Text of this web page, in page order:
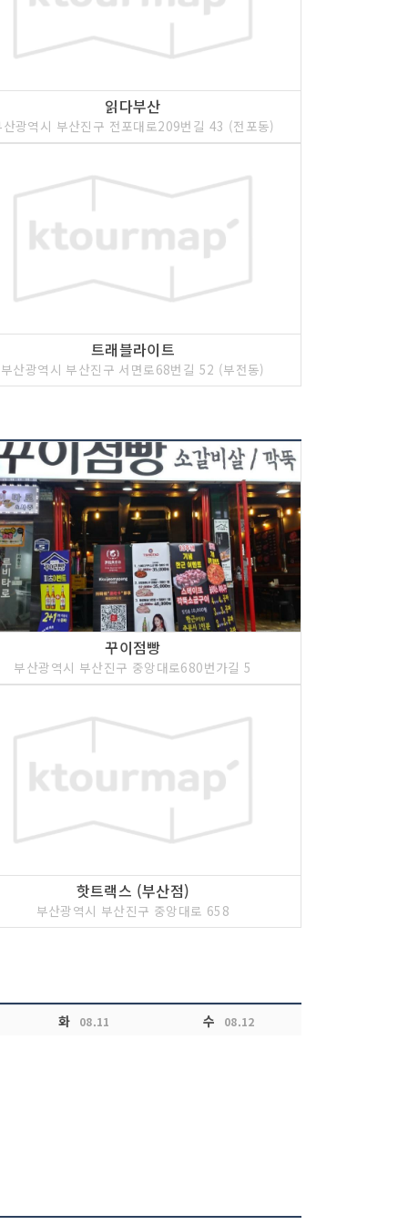
읽다부산
산광역시 부산진구 전포대로209번길 43 (전포동)
트래블라이트
부산광역시 부산진구 서면로68번길 52 (부전동)
꾸이점빵
부산광역시 부산진구 중앙대로680번가길 5
핫트랙스 (부산점)
부산광역시 부산진구 중앙대로 658
화 08.11 수 08.12